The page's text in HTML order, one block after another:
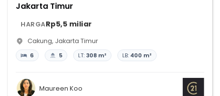
Jakarta Timur
HARGARp5,5 miliar
Cakung, Jakarta Timur
6 5 LT: 308 m² LB: 400 m²
Maureen Koo